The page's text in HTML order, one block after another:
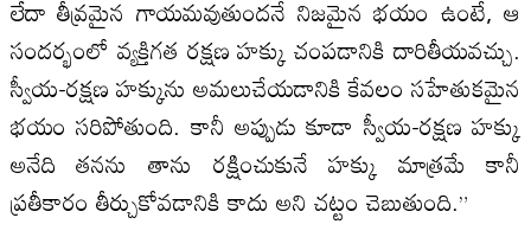
లేదా తీవ్రమైన గాయమవుతుందనే నిజమైన భయం ఉంటే, ఆ
సందర్భంలో వ్యక్తిగత రక్షణ హక్కు చంపడానికి దారితీయవచ్చు.
స్వీయ-రక్షణ హక్కును అమలుచేయడానికి కేవలం సహేతుకమైన
భయం సరిపోతుంది. కానీ అప్పుడు కూడా స్వీయ-రక్షణ హక్కు
అనేది తనను తాను రక్షించుకునే హక్కు మాత్రమే కానీ
ప్రతీకారం తీర్చుకోవడానికి కాదు అని చట్టం చెబుతుంది.”